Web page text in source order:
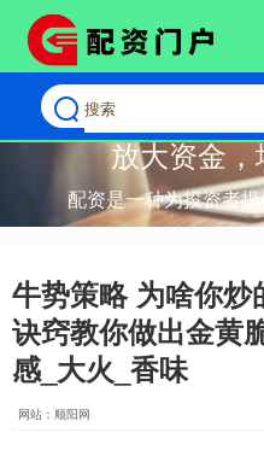
放大资金
配资是一种为投资者
牛势策略 为啥你
诀窍教你做出金黄
感_大火_香味
网站：顺阳网